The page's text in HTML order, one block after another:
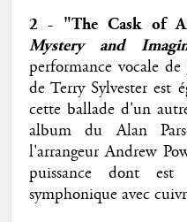
2 - "The Cask of
Mystery and
performance vocale
de Terry Sylvester est
cette ballade d'un
album du Alan
l'arrangeur Andrew
puissance dont est
symphonique avec